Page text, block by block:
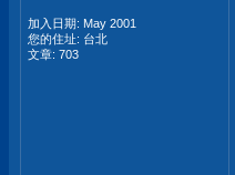
加入日期: May 2001
您的住址: 台北
文章: 703